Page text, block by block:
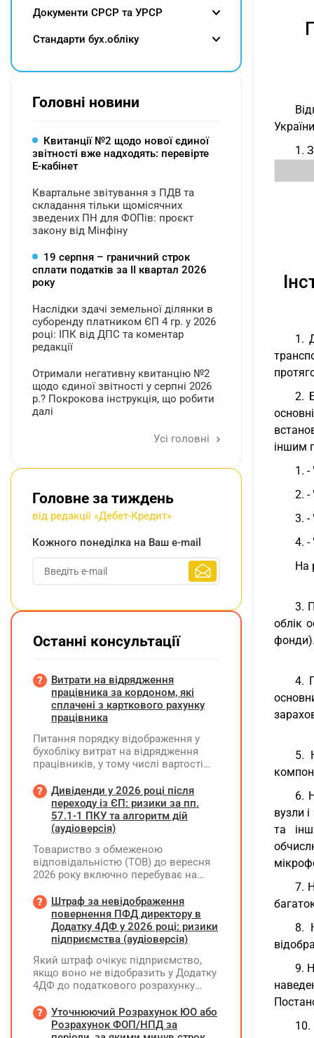
1.
1.
2.
іншим
1. -
2. -
3. -
4. -
На
3.
облік
фонди).
4.
5.
6.
вузли
та
7.
8.
9.
Документи СРСР та УРСР
Cтандарти бух.обліку
Головні новини
Квитанції №2 щодо нової єдиної
звітності вже надходять: перевірте
Е-кабінет
Квартальне звітування з ПДВ та
складання тільки щомісячних
зведених ПН для ФОПів: проєкт
закону від Мінфіну
19 серпня – граничний строк
сплати податків за ІI квартал 2026
року
Наслідки здачі земельної ділянки в
суборенду платником ЄП 4 гр. у 2026
році: ІПК від ДПС та коментар
редакції
Отримали негативну квитанцію №2
щодо єдиної звітності у серпні 2026
р.? Покрокова інструкція, що робити
далі
Усі головні
Головне за тиждень
від редакції «Дебет-Кредит»
Кожного понеділка на Ваш e-mail
Останні консультації
Витрати на відрядження
працівника за кордоном, які
сплачені з карткового рахунку
працівника
Питання порядку відображення у
бухобліку витрат на відрядження
працівників, у тому числі вартості
карткового рахунку працівника та
підтвердження таких операцій
первинними документами, належать
до компетенції Мінфіну
Дивіденди у 2026 році після
переходу із ЄП: ризики за пп.
57.1-1 ПКУ та алгоритм дій
(аудіоверсія)
Товариство з обмеженою
відповідальністю (ТОВ) до вересня
2026 року включно перебуває на
(єдиний податок, 3 група, ставка 5%,
неплатник ПДВ). З 1 жовтня 2026
року підприємство переходить на
загальну систему оподаткування
прибуток). За результатами
діяльності у періоді 2024–2025 років
(під час перебування на спрощеній
чистий прибуток, сума
нерозподіленого прибутку в балансі
Штраф за невідображення
повернення ПФД директору в
Додатку 4ДФ у 2026 році: ризики
підприємства (аудіоверсія)
Який штраф очікує підприємство,
якщо воно не відобразить у Додатку
4ДФ до податкового розрахунку
допомоги (ПФД) директору?
Уточнюючий Розрахунок ЮО або
Розрахунок ФОП/НПД за